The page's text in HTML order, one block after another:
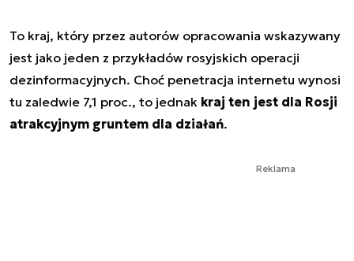
To kraj, który przez autorów opracowania wskazywany
jest jako jeden z przykładów rosyjskich operacji
dezinformacyjnych. Choć penetracja internetu wynosi
tu zaledwie 7,1 proc., to jednak kraj ten jest dla Rosji
atrakcyjnym gruntem dla działań.
Reklama